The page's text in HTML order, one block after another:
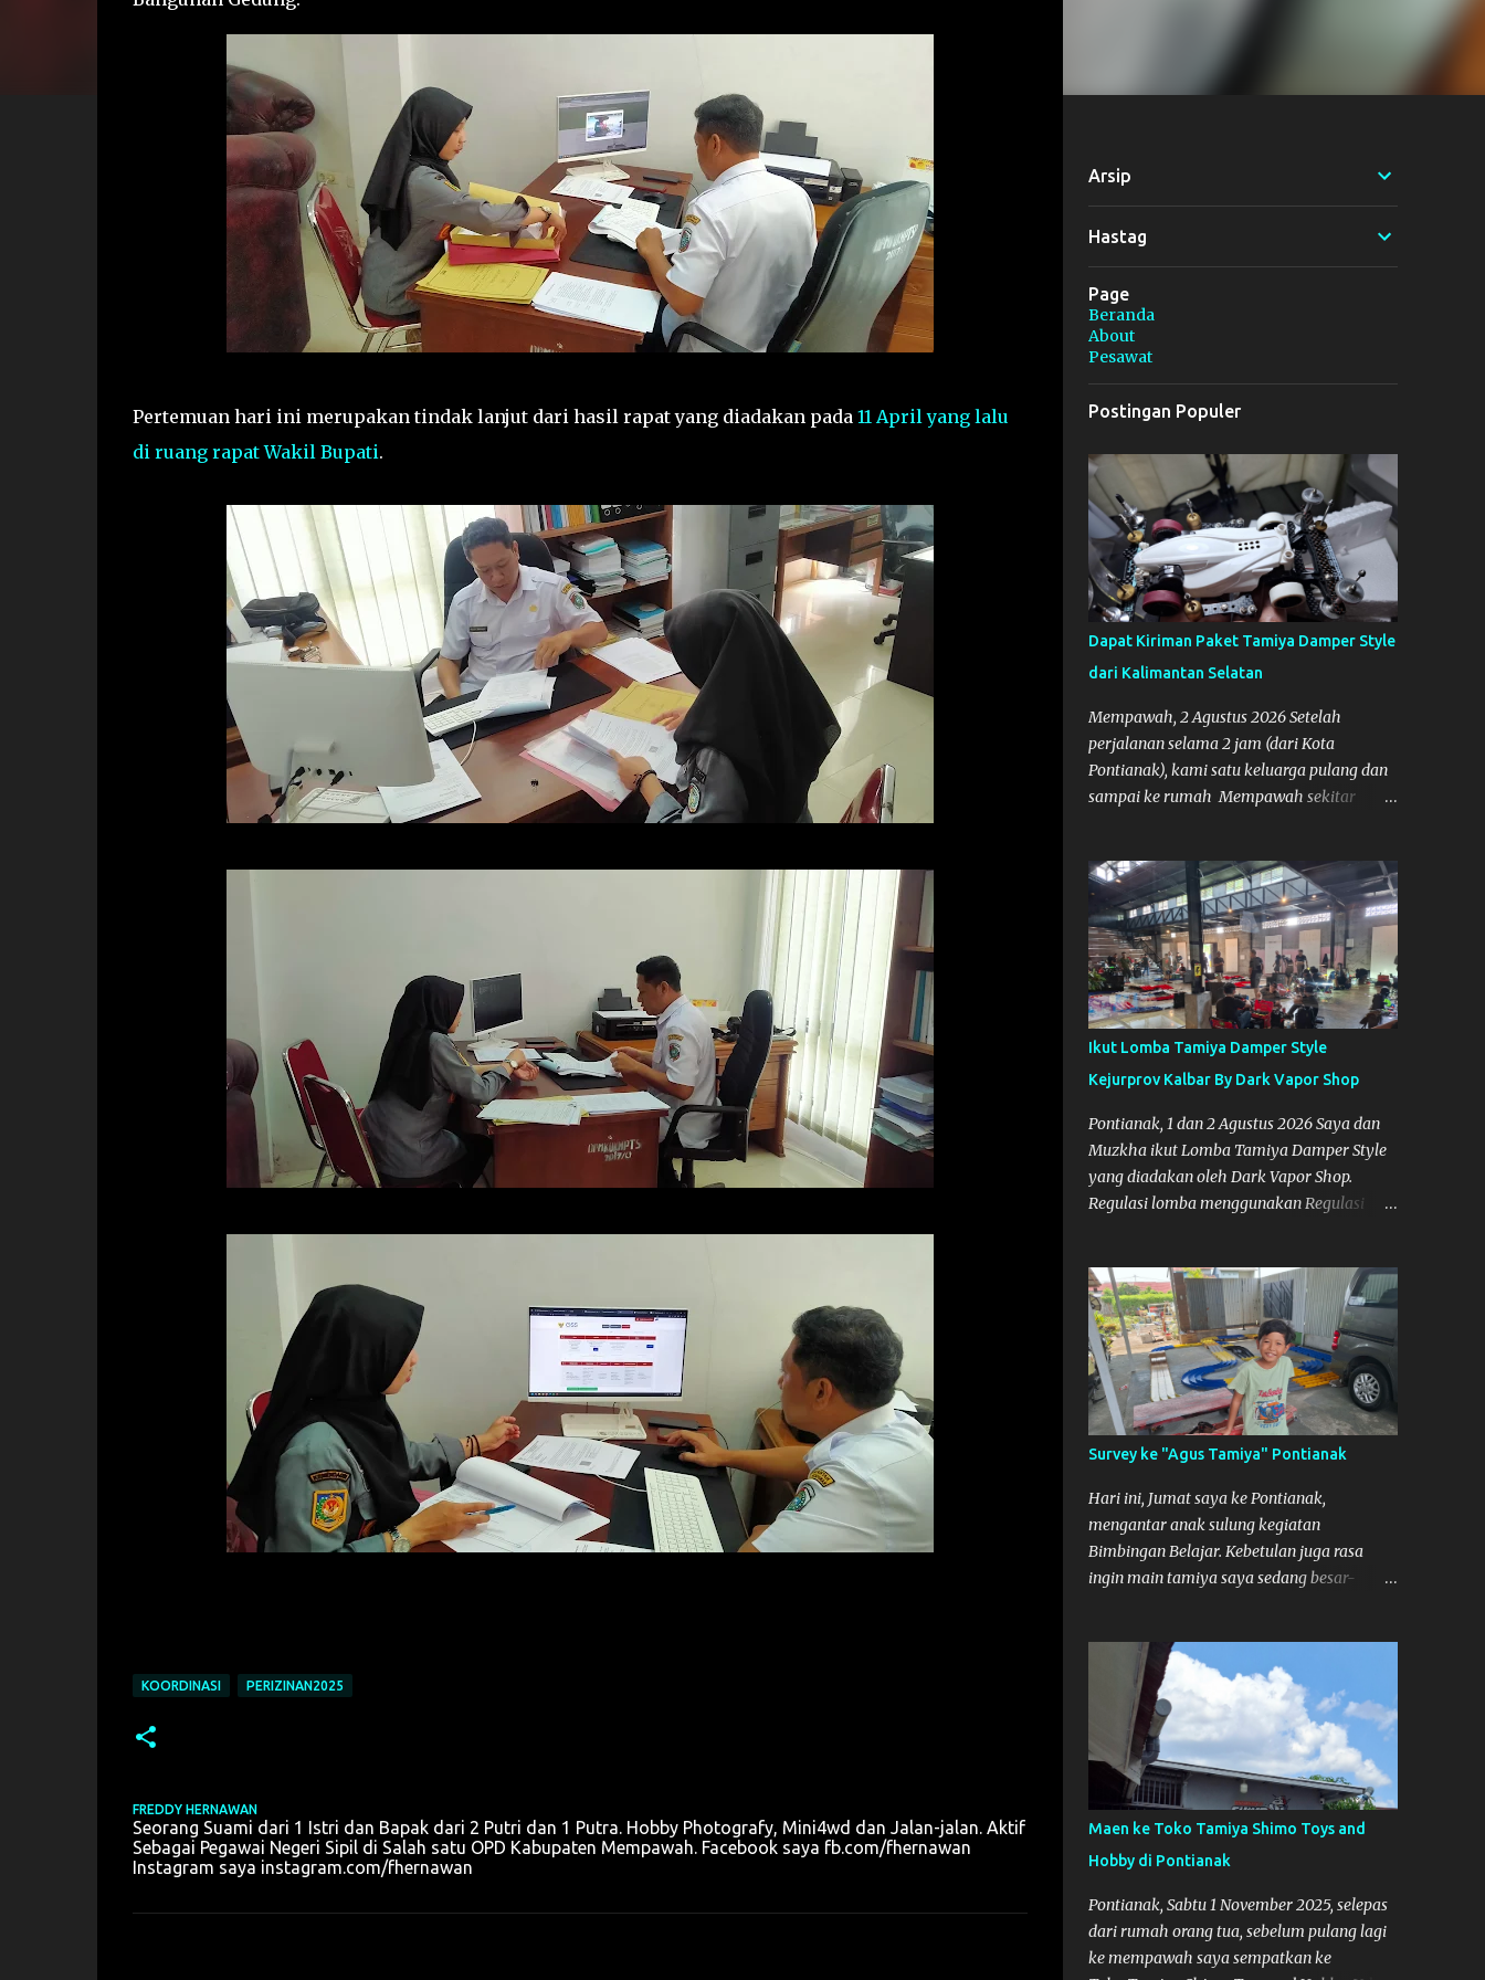
Pertemuan hari ini merupakan tindak lanjut dari hasil rapat yang diadakan pada 11 April yang lalu
di ruang rapat Wakil Bupati.
KOORDINASI PERIZINAN2025
FREDDY HERNAWAN
Seorang Suami dari 1 Istri dan Bapak dari 2 Putri dan 1 Putra. Hobby Photografy, Mini4wd dan Jalan-jalan. Aktif
Sebagai Pegawai Negeri Sipil di Salah satu OPD Kabupaten Mempawah. Facebook saya fb.com/fhernawan
Instagram saya instagram.com/fhernawan
Arsip
Hastag
Page
Beranda
About
Pesawat
Postingan Populer
Dapat Kiriman Paket Tamiya Damper Style
dari Kalimantan Selatan
Mempawah, 2 Agustus 2026 Setelah
perjalanan selama 2 jam (dari Kota
Pontianak), kami satu keluarga pulang dan
sampai ke rumah Mempawah sekitar
Kalimantan Selatan. Tamiya IDC
Ikut Lomba Tamiya Damper Style
Kejurprov Kalbar By Dark Vapor Shop
Pontianak, 1 dan 2 Agustus 2026 Saya dan
Muzkha ikut Lomba Tamiya Damper Style
yang diadakan oleh Dark Vapor Shop.
Regulasi lomba menggunakan Regulasi
Nggak ada planning khusus sebenarnya
untuk ikut event ini, karena waktunya cukup
mepet dengan event sebelumnya karena
Saya belum banyak persiapan menyiapkan
mobil dan alat-alat. Selain itu juga ada janji
mau main ke Agus Tamiya dulu sebenarnya,
tapi karena mepet waktu, jadi lebih banyak
main disini. Oiya, untuk lomba ini lokasinya
adalah di Port 99 Kota Pontianak. Pamflet
Lomba Tamiya Oiya sebagai Informasi,
Saya dan Muzkha baru pertama kali main
disini. ya hitungannya saya sebagai new
Survey ke "Agus Tamiya" Pontianak
Hari ini, Jumat saya ke Pontianak,
mengantar anak sulung kegiatan
Bimbingan Belajar. Kebetulan juga rasa
ingin main tamiya saya sedang besar-
Daripada bengong dan sambil nunggu anak
pulang, saya pikir enak kali ya main
Tamiya di Pontianak. Muzkha di Lokasi
Agus Tamiya
Maen ke Toko Tamiya Shimo Toys and
Hobby di Pontianak
Pontianak, Sabtu 1 November 2025, selepas
dari rumah orang tua, sebelum pulang lagi
ke mempawah saya sempatkan ke